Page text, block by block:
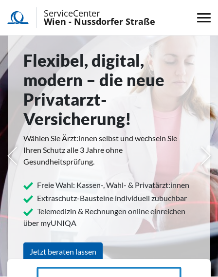
ServiceCenter
Wien - Nussdorfer Straße
Flexibel, digital,
modern – die neue
Privatarzt-
Versicherung!
Wählen Sie Ärzt:innen selbst und wechseln Sie
Ihren Schutz alle 3 Jahre ohne
Gesundheitsprüfung.
Freie Wahl: Kassen-, Wahl- & Privatärzt:innen
Extraschutz-Bausteine individuell zubuchbar
Telemedizin & Rechnungen online einreichen
über myUNIQA
Jetzt beraten lassen